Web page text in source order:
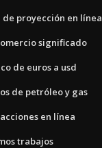
proyección en línea
significado
de euros a usd
de petróleo y gas
en línea
trabajos